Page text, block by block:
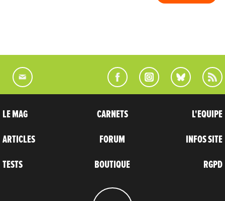
LE MAG
ARTICLES
TESTS
CARNETS
FORUM
BOUTIQUE
L'EQUIPE
INFOS SITE
RGPD